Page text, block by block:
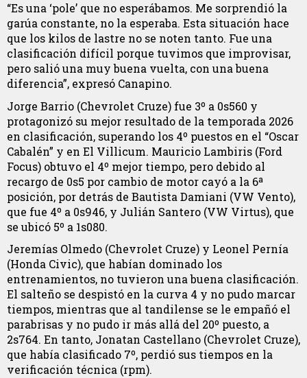
“Es una ‘pole’ que no esperábamos. Me sorprendió la
garúa constante, no la esperaba. Esta situación hace
que los kilos de lastre no se noten tanto. Fue una
clasificación difícil porque tuvimos que improvisar,
pero salió una muy buena vuelta, con una buena
diferencia”, expresó Canapino.
Jorge Barrio (Chevrolet Cruze) fue 3º a 0s560 y
protagonizó su mejor resultado de la temporada 2026
en clasificación, superando los 4º puestos en el “Oscar
Cabalén” y en El Villicum. Mauricio Lambiris (Ford
Focus) obtuvo el 4º mejor tiempo, pero debido al
recargo de 0s5 por cambio de motor cayó a la 6ª
posición, por detrás de Bautista Damiani (VW Vento),
que fue 4º a 0s946, y Julián Santero (VW Virtus), que
se ubicó 5º a 1s080.
Jeremías Olmedo (Chevrolet Cruze) y Leonel Pernía
(Honda Civic), que habían dominado los
entrenamientos, no tuvieron una buena clasificación.
El salteño se despistó en la curva 4 y no pudo marcar
tiempos, mientras que al tandilense se le empañó el
parabrisas y no pudo ir más allá del 20º puesto, a
2s764. En tanto, Jonatan Castellano (Chevrolet Cruze),
que había clasificado 7º, perdió sus tiempos en la
verificación técnica (rpm).